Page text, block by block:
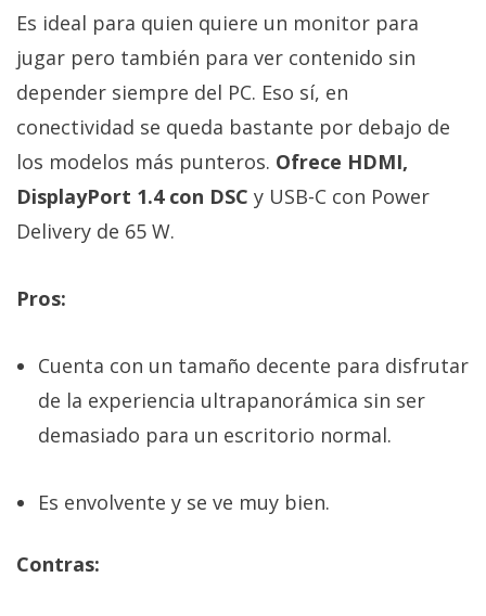
Es ideal para quien quiere un monitor para
jugar pero también para ver contenido sin
depender siempre del PC. Eso sí, en
conectividad se queda bastante por debajo de
los modelos más punteros. Ofrece HDMI,
DisplayPort 1.4 con DSC y USB-C con Power
Delivery de 65 W.
Pros:
Cuenta con un tamaño decente para disfrutar
de la experiencia ultrapanorámica sin ser
demasiado para un escritorio normal.
Es envolvente y se ve muy bien.
Contras: